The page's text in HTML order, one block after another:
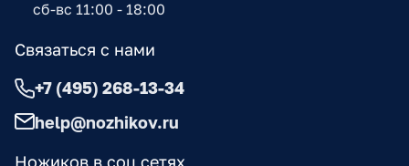
Ножиков в соц сетях
сб-вс 11:00 - 18:00
Связаться с нами
+7 (495) 268-13-34
help@nozhikov.ru